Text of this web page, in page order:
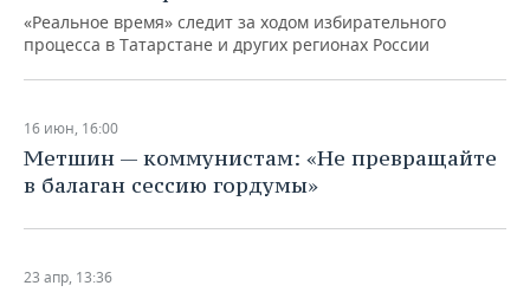
«Реальное время» следит за ходом избирательного
процесса в Татарстане и других регионах России
16 июн, 16:00
Метшин — коммунистам: «Не превращайте
в балаган сессию гордумы»
23 апр, 13:36